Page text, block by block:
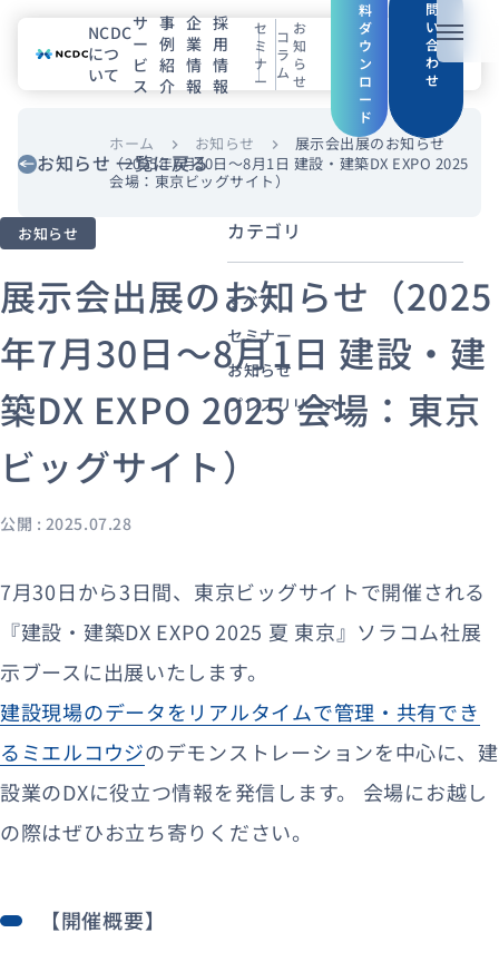
メニュ
NCDCについて
事例紹介
採用情報
セミナー コラム お知らせ
エンジニアブログ（Zenn）
お役立ち情報（PJ Insight）
資料ダウンロード お問い合わせ
NCDC
につ
いて
サ
ー
ビ
ス
事
例
紹
介
企
業
情
報
採
用
情
報
セ
ミ
ナ
ー
コ
ラ
ム
お
知
ら
せ
料
ダ
ウ
ン
ロ
ー
ド
問
い
合
わ
せ
お知らせ 一覧に戻る
ホーム chevron_right お知らせ chevron_right
展示会出展のお知らせ
（2025年7月30日〜8月1日 建設・建築DX EXPO 2025
会場：東京ビッグサイト）
お知らせ
展示会出展のお知らせ（2025
年7月30日〜8月1日 建設・建
築DX EXPO 2025 会場：東京
ビッグサイト）
公開 : 2025.07.28
7月30日から3日間、東京ビッグサイトで開催される
『建設・建築DX EXPO 2025 夏 東京』ソラコム社展
示ブースに出展いたします。
建設現場のデータをリアルタイムで管理・共有でき
るミエルコウジのデモンストレーションを中心に、建
設業のDXに役立つ情報を発信します。 会場にお越し
の際はぜひお立ち寄りください。
【開催概要】
カテゴリ
すべて
セミナー
お知らせ
プレスリリース